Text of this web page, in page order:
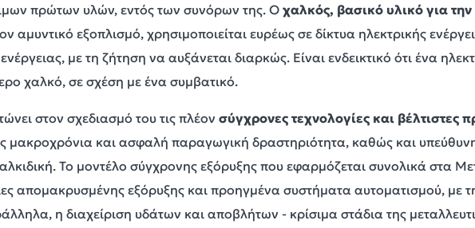
πρώτων υλών, εντός των συνόρων της. Ο χαλκός, βασικό υλικό για
αμυντικό εξοπλισμό, χρησιμοποιείται ευρέως σε δίκτυα ηλεκτρικής
με τη ζήτηση να αυξάνεται διαρκώς. Είναι ενδεικτικό ότι ένα
χαλκό, σε σχέση με ένα συμβατικό.
στον σχεδιασμό του τις πλέον σύγχρονες τεχνολογίες και βέλτιστες
μακροχρόνια και ασφαλή παραγωγική δραστηριότητα, καθώς και υπεύθυνη
Το μοντέλο σύγχρονης εξόρυξης που εφαρμόζεται συνολικά στα
απομακρυσμένης εξόρυξης και προηγμένα συστήματα αυτοματισμού, με
η διαχείριση υδάτων και αποβλήτων - κρίσιμα στάδια της